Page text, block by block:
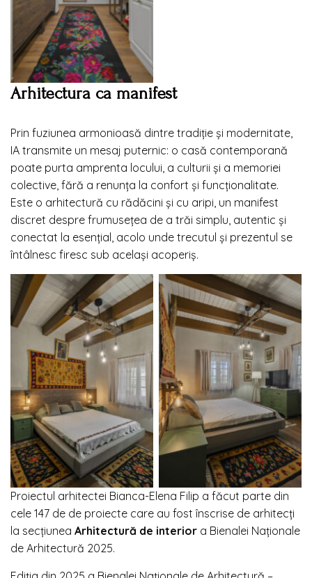
Arhitectura ca manifest
Prin fuziunea armonioasă dintre tradiție și modernitate,
IA transmite un mesaj puternic: o casă contemporană
poate purta amprenta locului, a culturii și a memoriei
colective, fără a renunța la confort și funcționalitate.
Este o arhitectură cu rădăcini și cu aripi, un manifest
discret despre frumusețea de a trăi simplu, autentic și
conectat la esențial, acolo unde trecutul și prezentul se
întâlnesc firesc sub același acoperiș.
Proiectul arhitectei Bianca-Elena Filip a făcut parte din
cele 147 de de proiecte care au fost înscrise de arhitecți
la secțiunea Arhitectură de interior a Bienalei Naționale
de Arhitectură 2025.